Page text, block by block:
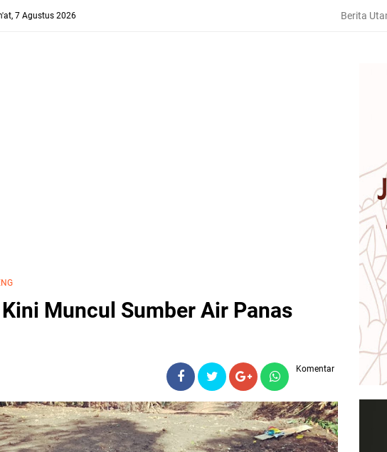
7 Agustus 2026 Berita
Muncul Sumber Air Panas
Komentar